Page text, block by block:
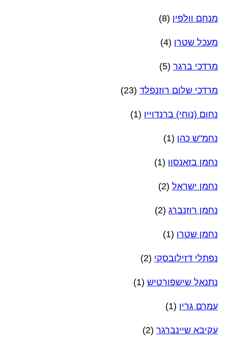
מנחם וולפין (8)
מעכל שטרן (4)
מרדכי ברגר (5)
מרדכי שלום רוזנפלד (23)
נחום (נוחי) ברנדויין (1)
נחמ"ש כהן (1)
נחמן בזאנסון (1)
נחמן ישראל (2)
נחמן רוזנברג (2)
נחמן שטרן (1)
נפתלי דזילובסקי (2)
נתנאל שישפורטיש (1)
עמרם גרין (1)
עקיבא שיינברגר (2)